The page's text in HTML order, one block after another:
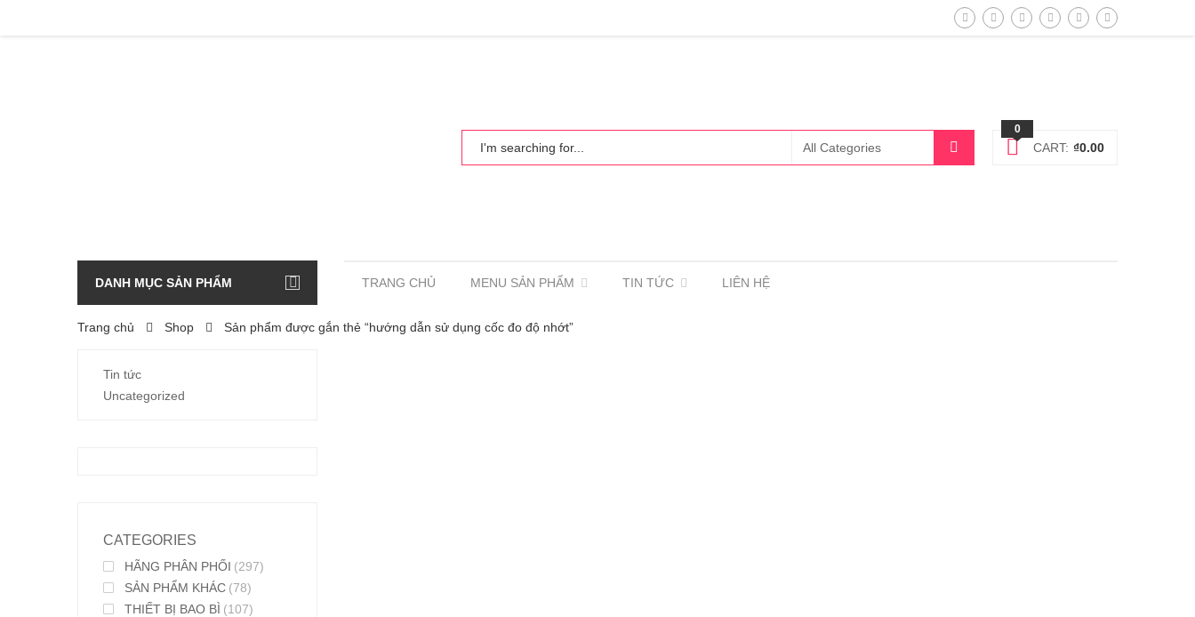
0
CART: ₫0.00
DANH MỤC SẢN PHẨM TRANG CHỦ MENU SẢN PHẨM TIN TỨC LIÊN HỆ
Trang chủ Shop Sản phẩm được gắn thẻ “hướng dẫn sử dụng cốc đo độ nhớt”
Tin tức
Uncategorized
CATEGORIES
HÃNG PHÂN PHỐI (297)
SẢN PHẨM KHÁC (78)
THIẾT BỊ BAO BÌ (107)